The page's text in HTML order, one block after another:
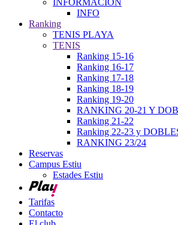
INFORMACION
INFO
Ranking
TENIS PLAYA
TENIS
Ranking 15-16
Ranking 16-17
Ranking 17-18
Ranking 18-19
Ranking 19-20
RANKING 20-21 Y
Ranking 21-22
Ranking 22-23 y
RANKING 23/24
Reservas
Campus Estiu
Estades Estiu
Tarifas
Contacto